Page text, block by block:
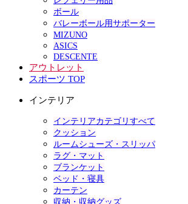
ボール
バレーボール用サポーター
MIZUNO
ASICS
DESCENTE
アウトレット
スポーツ TOP
インテリア
インテリアカテゴリすべて
クッション
ルームシューズ・スリッパ
ラグ・マット
ブランケット
ベッド・寝具
カーテン
収納・収納グッズ